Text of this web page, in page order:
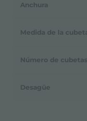
Anchura
Medida de la
Número de cubetas
Desagüe